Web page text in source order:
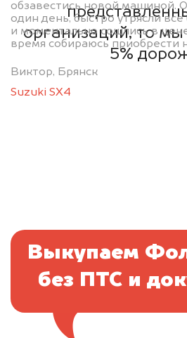
обзавестись новой машиной.
один день, быстро утрясли
и моментально сошлись в
время собираюсь приобрести
Виктор, Брянск
Suzuki SX4
организаций, то мы
5%
Выкупаем
без ПТС и